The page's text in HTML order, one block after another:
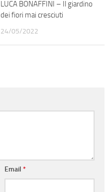
LUCA BONAFFINI – Il giardino
dei fiori mai cresciuti
24/05/2022
Email *